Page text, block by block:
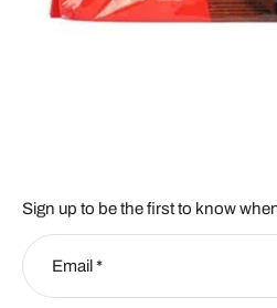
Sign up to be the first to know
Email *